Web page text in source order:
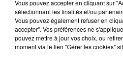
concert sera
stagiaires à 19h, à
de 3 jours qu'ils
Vous pouvez accepter en cliquant sur
sélectionnant les finalités et/ou
Vous pouvez également refuser en
accepter". Vos préférences ne
pouvez mettre à jour vos choix, ou
moment via le lien "Gérer les cookies"